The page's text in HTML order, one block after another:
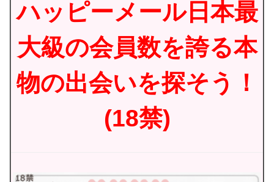
ハッピーメール日本最
大級の会員数を誇る本
物の出会いを探そう！
(18禁)